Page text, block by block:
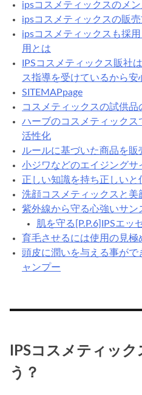
ipsコスメティックスのメ
ipsコスメティックスの販売
ipsコスメティックスも採
用とは
IPSコスメティックス販社
ス指導を受けているから安
SITEMAPpage
コスメティックスの試供品
ハーブのコスメティック
活性化
ルールに基づいた商品を
小ジワなどのエイジングサ
正しい知識を持ち正しい
洗顔コスメティックスと美
紫外線から守る心強いサン
肌を守る[P.P.6]IPSエッ
育毛させるには使用の見
頭皮に潤いを与える事が
ャンプー
IPSコスメティッ
う？